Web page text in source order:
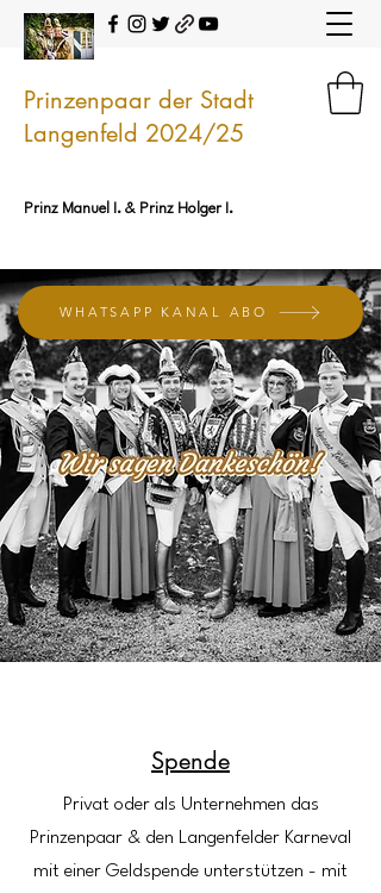
Prinzenpaar der Stadt
Langenfeld 2024/25
Prinz Manuel I. & Prinz Holger I.
WHATSAPP KANAL ABO
Spende
Privat oder als Unternehmen das
Prinzenpaar & den Langenfelder Karneval
mit einer Geldspende unterstützen - mit